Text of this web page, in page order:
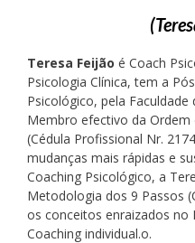
Teresa Feijão é Coach
Psicologia Clínica, tem a
Psicológico, pela
Membro efectivo da
(Cédula Profissional Nr.
mudanças mais rápidas e
Coaching Psicológico, a
Metodologia dos 9 Passos
os conceitos enraizados no
Coaching individual.o.